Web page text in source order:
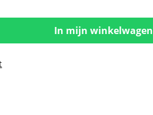
In mijn winkelwagen